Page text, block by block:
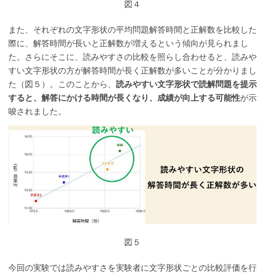
図４
また、それぞれの文字形状の平均問題解答時間と正解数を比較した
際に、解答時間が長いと正解数が増えるという傾向が見られまし
た。さらにそこに、読みやすさの比較を照らし合わせると、読みや
すい文字形状の方が解答時間が長く正解数が多いことが分かりまし
た（図５）。このことから、 読みやすい文字形状で読解問題を提示
すると、解答にかける時間が長くなり、成績が向上する可能性が示
唆されました。
図５
今回の実験では読みやすさを実験者に文字形状ごとの比較評価を行